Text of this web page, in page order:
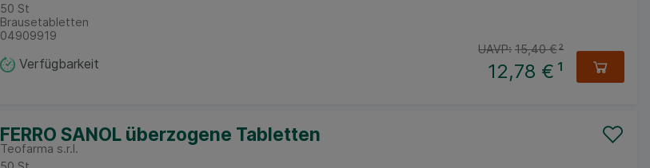
50 St
Brausetabletten
04909919
Verfügbarkeit 12,78 € ¹
UAVP: 15,40 €²
FERRO SANOL überzogene Tabletten
Teofarma s.r.l.